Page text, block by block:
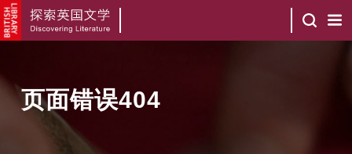
页面错误404